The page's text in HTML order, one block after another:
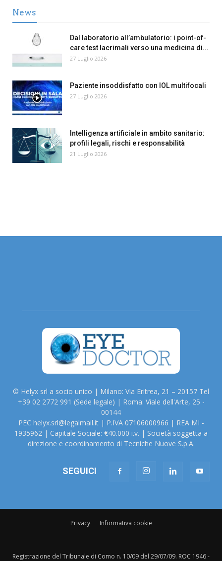
News
Dal laboratorio all’ambulatorio: i point-of-
care test lacrimali verso una medicina di...
27 Luglio 2026
Paziente insoddisfatto con IOL multifocali
27 Luglio 2026
Intelligenza artificiale in ambito sanitario:
profili legali, rischi e responsabilità
21 Luglio 2026
© Helyx srl a socio unico | Milano: Via Eritrea, 21 – 20157 Tel
+39 02 2772 991 (Sede legale) | Roma: Viale dell'Arte, 25 -
00144
PEC helyx.srl@legalmail.it | P.IVA 07106000966 | REA MI -
1935962 | Capitale Sociale: €40.000 i.v. | Società soggetta a
direzione e coordinamento di Tecniche Nuove S.p.A.
SEGUICI
Privacy Informativa cookie
Registrazione del Tribunale di Como n. 10/09 del 29/07/09. ROC 1946 -